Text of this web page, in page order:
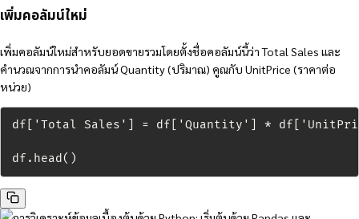
เพิ่มคอลัมน์ใหม่
เพิ่มคอลัมน์ใหม่สำหรับยอดขายรวมโดยตั้งชื่อคอลัมน์นี้ว่า Total Sales และ
คำนวณจากการนำคอลัมน์ Quantity (ปริมาณ) คูณกับ UnitPrice (ราคาต่อ
หน่วย)
df['Total Sales'] = df['Quantity'] *
df.head()